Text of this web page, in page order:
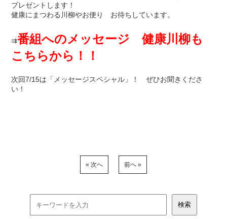
プレゼントします！
健康にまつわる川柳やお便り お待ちしています。
⇉番組へのメッセージ 健康川柳も
こちらから！！
次回7/15は「メッセージスペシャル」！ ぜひお聞きくださ
い！
« 次へ 前へ »